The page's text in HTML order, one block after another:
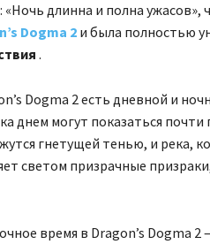
длинна и полна ужасов»,
Dogma 2и была полностью
.
Dogma 2 есть дневной и
днем ​​могут показаться
гнетущей тенью, и река,
светом призрачные
время в Dragon’s Dogma 2